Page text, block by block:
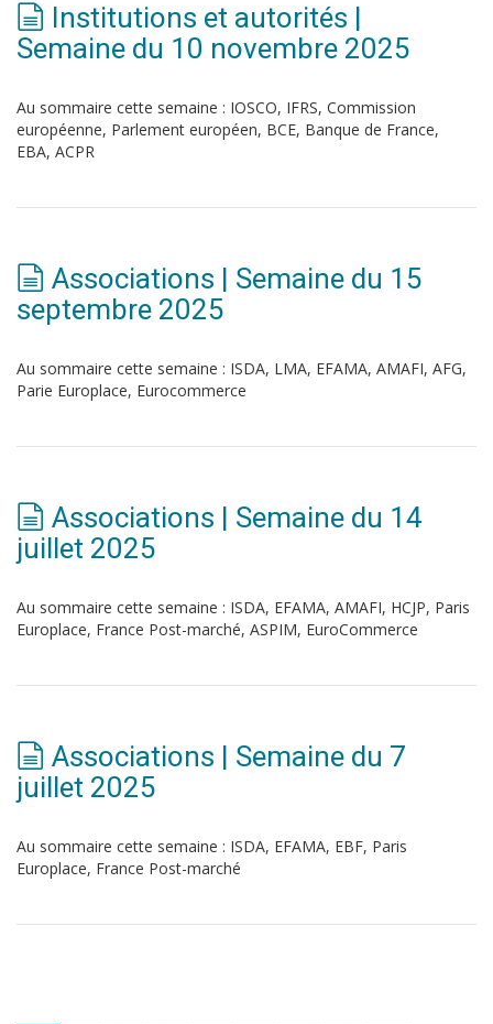
Institutions et autorités |
Semaine du 10 novembre 2025
Au sommaire cette semaine : IOSCO, IFRS, Commission
européenne, Parlement européen, BCE, Banque de France,
EBA, ACPR
Associations | Semaine du 15
septembre 2025
Au sommaire cette semaine : ISDA, LMA, EFAMA, AMAFI, AFG,
Parie Europlace, Eurocommerce
Associations | Semaine du 14
juillet 2025
Au sommaire cette semaine : ISDA, EFAMA, AMAFI, HCJP, Paris
Europlace, France Post-marché, ASPIM, EuroCommerce
Associations | Semaine du 7
juillet 2025
Au sommaire cette semaine : ISDA, EFAMA, EBF, Paris
Europlace, France Post-marché